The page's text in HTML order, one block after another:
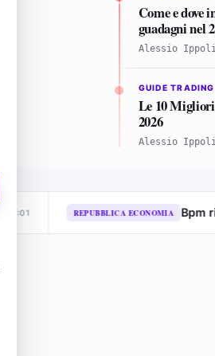
Come e dove
guadagni nel
Alessio
GUIDE TRADING
Le 10
2026
Alessio
REPUBBLICA ECONOMIA Bpm rinuncia a